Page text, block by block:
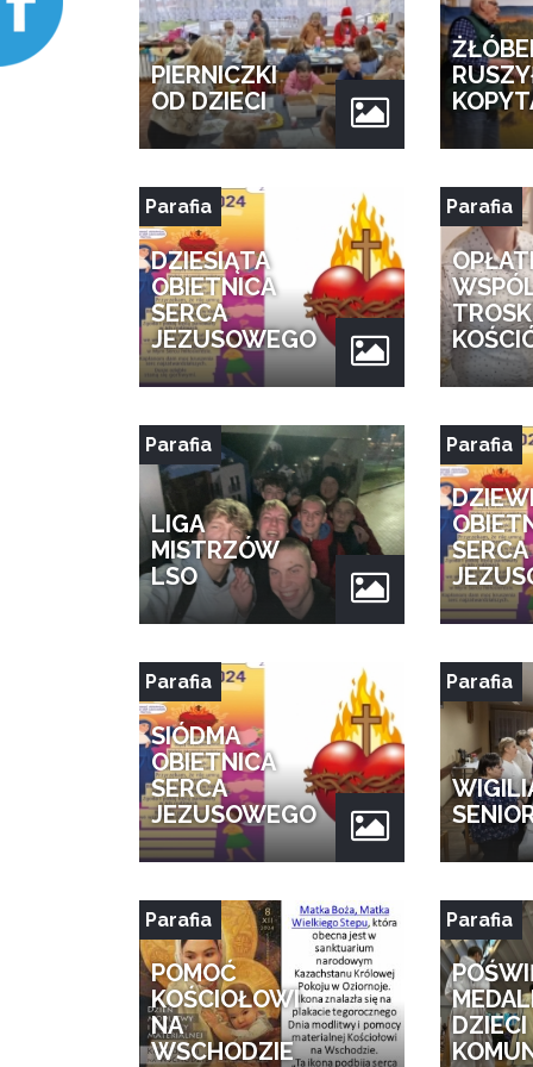
PIERNICZKI
OD DZIECI
DZIESIĄTA
OBIETNICA
SERCA
JEZUSOWEGO
Parafia Parafia
LIGA
MISTRZÓW
LSO
Parafia
SERCA
Parafia
SIÓDMA
OBIETNICA
SERCA
JEZUSOWEGO
Parafia Parafia
POMOĆ
KOŚCIOŁOWI
NA
WSCHODZIE
Parafia
DZIECI
Parafia